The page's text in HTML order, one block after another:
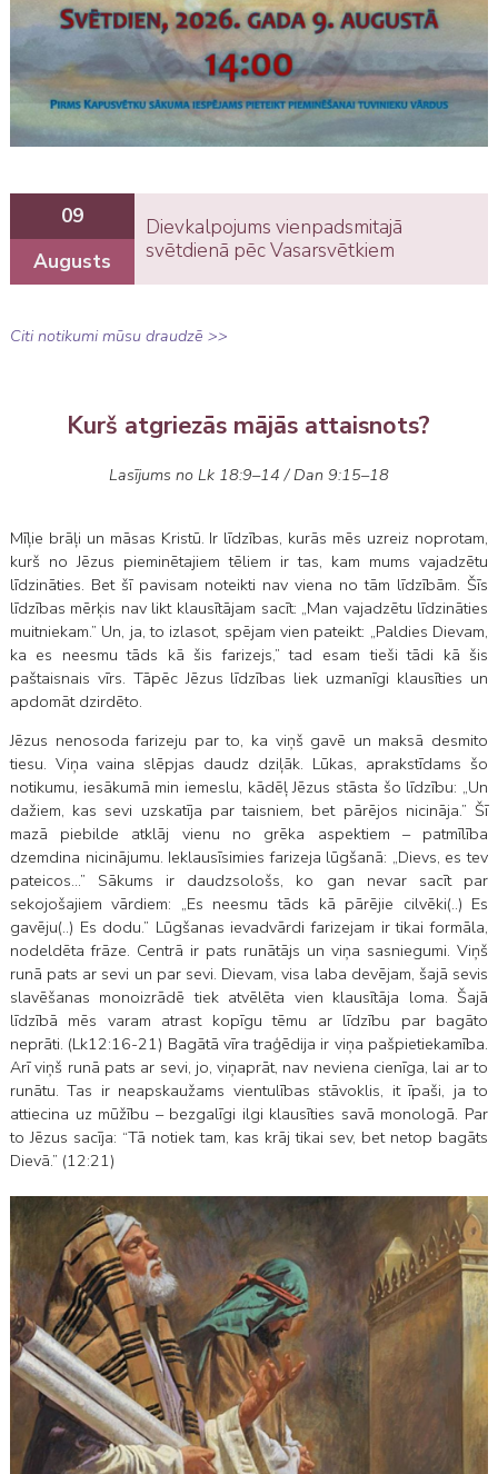
09
Dievkalpojums vienpadsmitajā
svētdienā pēc Vasarsvētkiem
Augusts
Citi notikumi mūsu draudzē >>
Kurš atgriezās mājās attaisnots?
Lasījums no Lk 18:9–14 / Dan 9:15–18
Mīļie brāļi un māsas Kristū. Ir līdzības, kurās mēs uzreiz noprotam,
kurš no Jēzus pieminētajiem tēliem ir tas, kam mums vajadzētu
līdzināties. Bet šī pavisam noteikti nav viena no tām līdzībām. Šīs
līdzības mērķis nav likt klausītājam sacīt: „Man vajadzētu līdzināties
muitniekam.” Un, ja, to izlasot, spējam vien pateikt: „Paldies Dievam,
ka es neesmu tāds kā šis farizejs,” tad esam tieši tādi kā šis
paštaisnais vīrs. Tāpēc Jēzus līdzības liek uzmanīgi klausīties un
apdomāt dzirdēto.
Jēzus nenosoda farizeju par to, ka viņš gavē un maksā desmito
tiesu. Viņa vaina slēpjas daudz dziļāk. Lūkas, aprakstīdams šo
notikumu, iesākumā min iemeslu, kādēļ Jēzus stāsta šo līdzību: „Un
dažiem, kas sevi uzskatīja par taisniem, bet pārējos nicināja.” Šī
mazā piebilde atklāj vienu no grēka aspektiem – patmīlība
dzemdina nicinājumu. Ieklausīsimies farizeja lūgšanā: „Dievs, es tev
pateicos…” Sākums ir daudzsološs, ko gan nevar sacīt par
sekojošajiem vārdiem: „Es neesmu tāds kā pārējie cilvēki(..) Es
gavēju(..) Es dodu.” Lūgšanas ievadvārdi farizejam ir tikai formāla,
nodeldēta frāze. Centrā ir pats runātājs un viņa sasniegumi. Viņš
runā pats ar sevi un par sevi. Dievam, visa laba devējam, šajā sevis
slavēšanas monoizrādē tiek atvēlēta vien klausītāja loma. Šajā
līdzībā mēs varam atrast kopīgu tēmu ar līdzību par bagāto
neprāti. (Lk12:16-21) Bagātā vīra traģēdija ir viņa pašpietiekamība.
Arī viņš runā pats ar sevi, jo, viņaprāt, nav neviena cienīga, lai ar to
runātu. Tas ir neapskaužams vientulības stāvoklis, it īpaši, ja to
attiecina uz mūžību – bezgalīgi ilgi klausīties savā monologā. Par
to Jēzus sacīja: “Tā notiek tam, kas krāj tikai sev, bet netop bagāts
Dievā.” (12:21)